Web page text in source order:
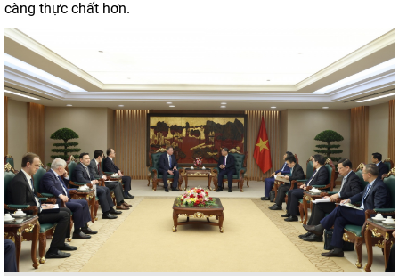
càng thực chất hơn.